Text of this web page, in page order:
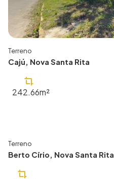
Terreno
Cajú, Nova Santa Rita
242.66m²
644
Terreno
Berto Círio, Nova Santa Rita